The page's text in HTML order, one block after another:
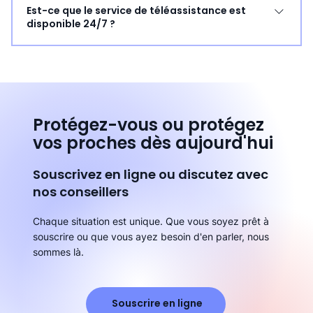
ou qui ont besoin d'une tranquillité d'esprit. Pour
bénéficier du crédit d'impôt, il est nécessaire de
répondre aux critères d'éligibilité définis par le
https://www.economie.gouv.fr/particuliers/gerer-mon-
dimpots/tout-savoir-sur-le-credit
ou d'urgence médicale. Tranquillité d'esprit : Vos
proches seront rassurés de savoir que vous êtes en
sécurité. Simplicité d'utilisation : Dispositif facile à utiliser,
Est-ce que le service de téléassistance est
disponible 24/7 ?
nous à tout moment, jour et nuit.
Protégez-vous ou protégez
vos proches dès aujourd'hui
Souscrivez en ligne ou discutez avec
nos conseillers
Chaque situation est unique. Que vous soyez prêt à
souscrire ou que vous ayez besoin d'en parler, nous
sommes là.
Souscrire en ligne